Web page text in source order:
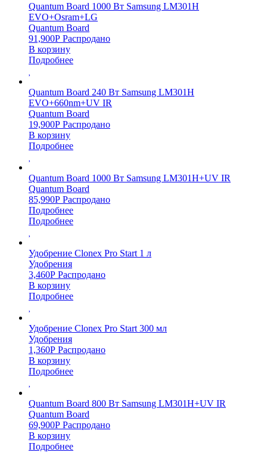
Quantum Board 1000 Вт Samsung LM301H
EVO+Osram+LG
Quantum Board
91,900Р Распродано
В корзину
Подробнее
Quantum Board 240 Вт Samsung LM301H
EVO+660nm+UV IR
Quantum Board
19,900Р Распродано
В корзину
Подробнее
Quantum Board 1000 Вт Samsung LM301H+UV IR
Quantum Board
85,990Р Распродано
Подробнее
Подробнее
Удобрение Clonex Pro Start 1 л
Удобрения
3,460Р Распродано
В корзину
Подробнее
Удобрение Clonex Pro Start 300 мл
Удобрения
1,360Р Распродано
В корзину
Подробнее
Quantum Board 800 Вт Samsung LM301H+UV IR
Quantum Board
69,900Р Распродано
В корзину
Подробнее